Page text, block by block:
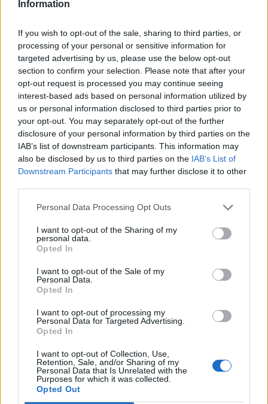
Information
If you wish to opt-out of the sale, sharing to third parties, or
processing of your personal or sensitive information for
targeted advertising by us, please use the below opt-out
section to confirm your selection. Please note that after your
opt-out request is processed you may continue seeing
interest-based ads based on personal information utilized by
us or personal information disclosed to third parties prior to
your opt-out. You may separately opt-out of the further
disclosure of your personal information by third parties on the
IAB’s list of downstream participants. This information may
also be disclosed by us to third parties on the IAB’s List of
Downstream Participants that may further disclose it to other
Personal Data Processing Opt Outs
I want to opt-out of the Sharing of my
personal data.
Opted In
I want to opt-out of the Sale of my
Personal Data.
Opted In
I want to opt-out of processing my
Personal Data for Targeted Advertising.
Opted In
I want to opt-out of Collection, Use,
Retention, Sale, and/or Sharing of my
Personal Data that Is Unrelated with the
Purposes for which it was collected.
Opted Out
dhe i tmerrshëm
Përhapja e virusit të Nilit
Perëndimor ngre
shqetësime në Greqi
Apeli ndalon përkohësisht
projektin 400 milionë
dollarësh për sallën e
vallëzimit në Shtëpinë e
Bardhë
arkivin e UFO-ve, dalin
dosje të tjera për objekte
pashpjeguara
44-vjeçar gjenden pa jetë
Napoli, tezja dhe nipi
gjenden pa jetë në
apartament, dyshohet se
kishin vdekur prej disa
Shkatërrohet në Spanjë
rrjeti i trafikimit të
emigrantëve, 78 persona